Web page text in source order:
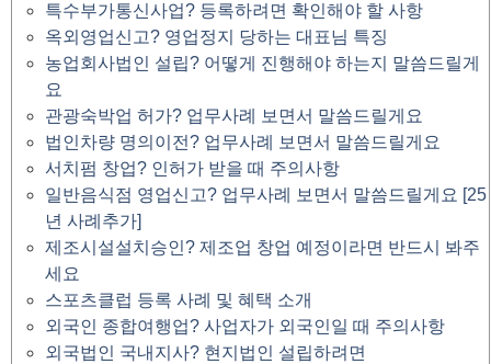
특수부가통신사업? 등록하려면 확인해야 할 사항
옥외영업신고? 영업정지 당하는 대표님 특징
농업회사법인 설립? 어떻게 진행해야 하는지 말씀드릴게
요
관광숙박업 허가? 업무사례 보면서 말씀드릴게요
법인차량 명의이전? 업무사례 보면서 말씀드릴게요
서치펌 창업? 인허가 받을 때 주의사항
일반음식점 영업신고? 업무사례 보면서 말씀드릴게요 [25
년 사례추가]
제조시설설치승인? 제조업 창업 예정이라면 반드시 봐주
세요
스포츠클럽 등록 사례 및 혜택 소개
외국인 종합여행업? 사업자가 외국인일 때 주의사항
외국법인 국내지사? 현지법인 설립하려면